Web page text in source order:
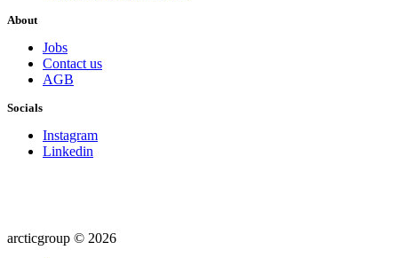
About
Jobs
Contact us
AGB
Socials
Instagram
Linkedin
arcticgroup © 2026